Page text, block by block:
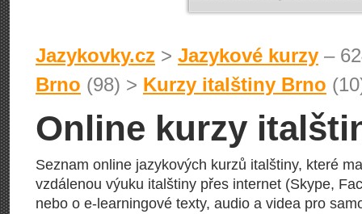
Jazykovky.cz > Jazykové kurzy –
Brno (98) > Kurzy italštiny Brno
Online kurzy
Seznam online jazykových kurzů italštiny, které
vzdálenou výuku italštiny přes internet (Skype,
nebo o e-learningové texty, audio a videa pro